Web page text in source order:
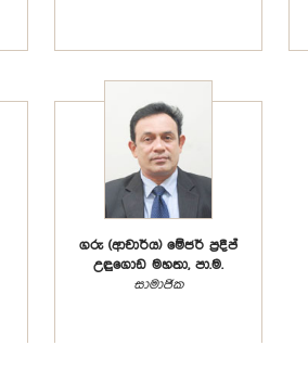
ගරු (ආචාර්ය) මේජර් ප්‍රදීප්
උඳුගොඩ මහතා, පා.ම.
සාමාජික